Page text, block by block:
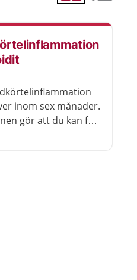
inom sex månader.
gör att du kan få